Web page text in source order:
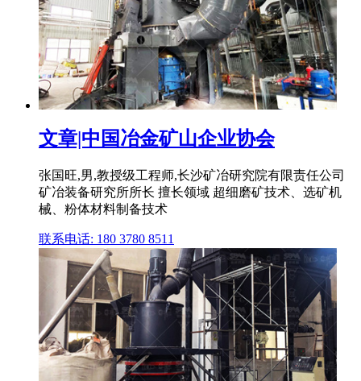
文章|中国冶金矿山企业协会
张国旺,男,教授级工程师,长沙矿冶研究院有限责任公司
矿冶装备研究所所长 擅长领域 超细磨矿技术、选矿机
械、粉体材料制备技术
联系电话: 180 3780 8511